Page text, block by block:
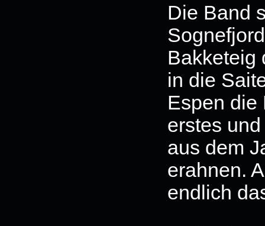
Die Band
Bakketeig
in die
Espen die
erstes
aus dem
erahnen.
endlich